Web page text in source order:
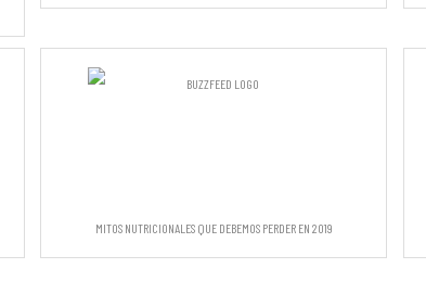
Mitos nutricionales que debemos perder en 2019